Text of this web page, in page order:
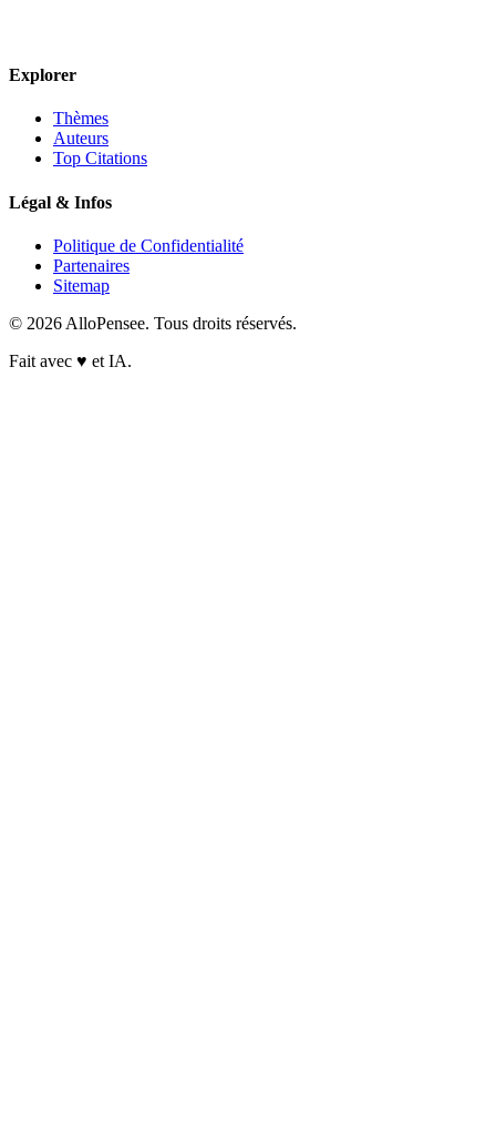
Explorer
Thèmes
Auteurs
Top Citations
Légal & Infos
Politique de Confidentialité
Partenaires
Sitemap
© 2026 AlloPensee. Tous droits réservés.
Fait avec ♥ et IA.